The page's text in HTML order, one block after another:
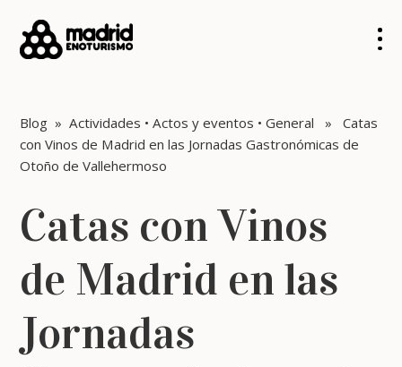
Blog »Actividades •Actos y eventos •General » Catas
con Vinos de Madrid en las Jornadas Gastronómicas de
Otoño de Vallehermoso
Catas con Vinos
de Madrid en las
Jornadas